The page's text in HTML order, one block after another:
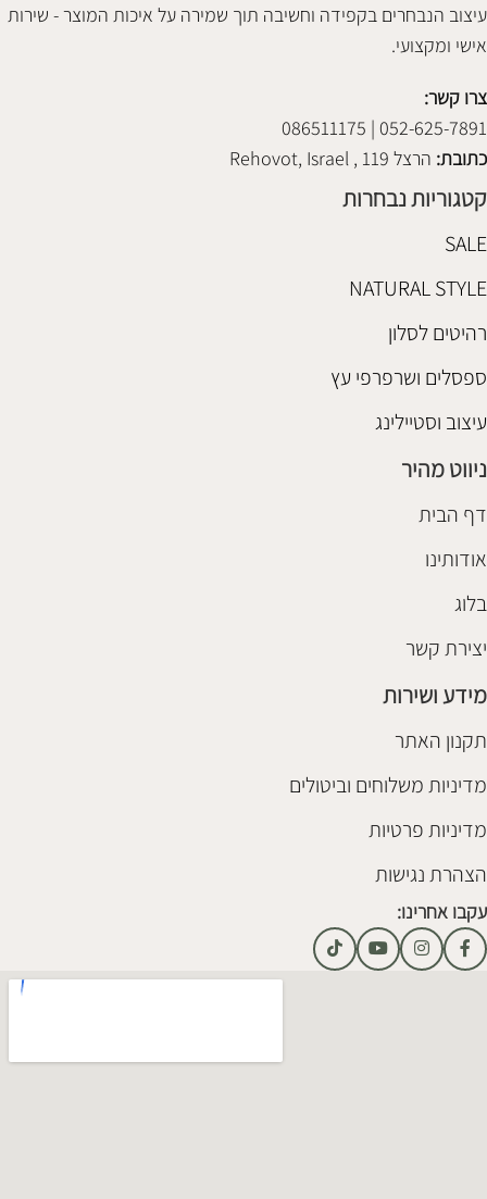
עיצוב הנבחרים בקפידה וחשיבה תוך שמירה על איכות המוצר - שירות
אישי ומקצועי.
צרו קשר:
052-625-7891 | 086511175
כתובת: הרצל 119 , Rehovot, Israel
קטגוריות נבחרות
SALE
NATURAL STYLE
רהיטים לסלון
ספסלים ושרפרפי עץ
עיצוב וסטיילינג
ניווט מהיר
דף הבית
אודותינו
בלוג
יצירת קשר
מידע ושירות
תקנון האתר
מדיניות משלוחים וביטולים
מדיניות פרטיות
הצהרת נגישות
עקבו אחרינו: